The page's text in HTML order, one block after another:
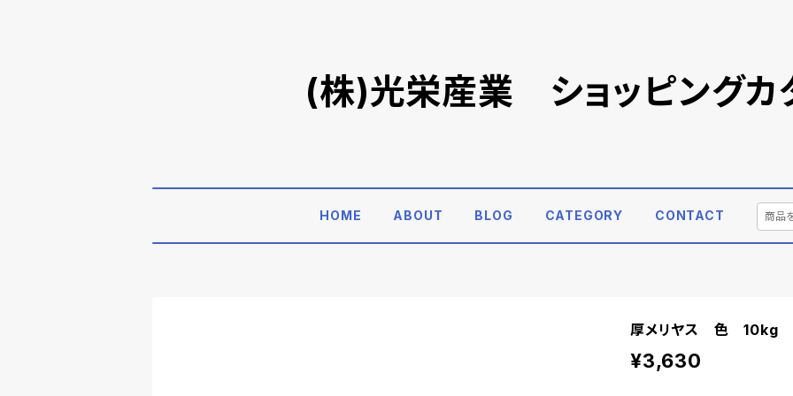
(株)光栄産業 ショッピングカ
HOME ABOUT BLOG CATEGORY CONTACT
厚メリヤス 色 10kg
¥3,630